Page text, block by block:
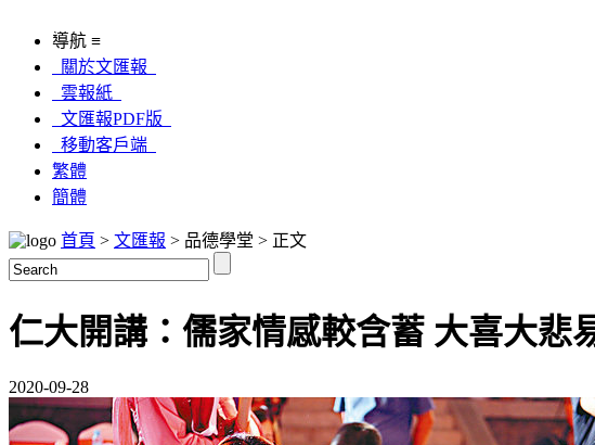
導航 ≡
關於文匯報
雲報紙
文匯報PDF版
移動客戶端
繁體
簡體
首頁 > 文匯報 > 品德學堂 > 正文
仁大開講：儒家情感較含蓄 大喜大悲
2020-09-28